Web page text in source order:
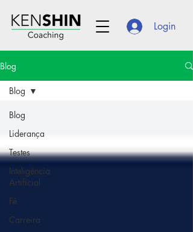
Login
Blog
Blog
Liderança
Testes
Inteligência
Artificial
Fé
Carreira
Blog